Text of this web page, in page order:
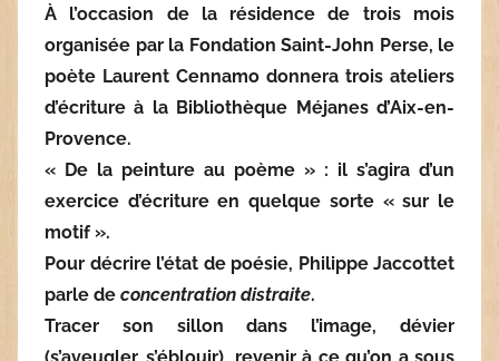
À l’occasion de la résidence de trois mois
organisée par la Fondation Saint-John Perse, le
poète Laurent Cennamo donnera trois ateliers
d’écriture à la Bibliothèque Méjanes d’Aix-en-
Provence.
« De la peinture au poème » : il s’agira d’un
exercice d’écriture en quelque sorte « sur le
motif ».
Pour décrire l’état de poésie, Philippe Jaccottet
parle de concentration distraite.
Tracer son sillon dans l’image, dévier
(s’aveugler, s’éblouir), revenir à ce qu’on a sous